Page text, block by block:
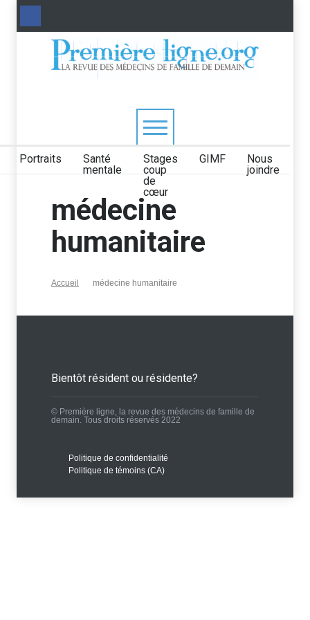
Portraits
Santé
mentale
Stages
coup
de
cœur
GIMF
Nous
joindre
médecine
humanitaire
Accueil médecine humanitaire
Bientôt résident ou résidente?
© Première ligne, la revue des médecins de famille de
demain. Tous droits réservés 2022
Politique de confidentialité
Politique de témoins (CA)